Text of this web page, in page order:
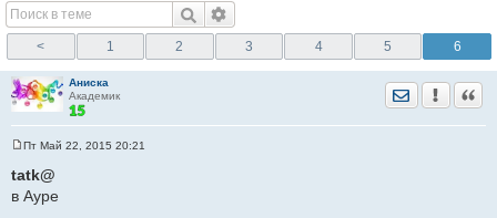
< 1 2 3 4 5 6
Аниска
Академик
Отправить
о
о
б
Пт Май 22, 2015 20:21
tatk@
в Ауре